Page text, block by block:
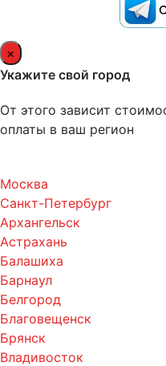
×
Укажите свой город
От этого зависит
оплаты в ваш регион
Москва
Санкт-Петербург
Архангельск
Астрахань
Балашиха
Барнаул
Белгород
Благовещенск
Брянск
Владивосток